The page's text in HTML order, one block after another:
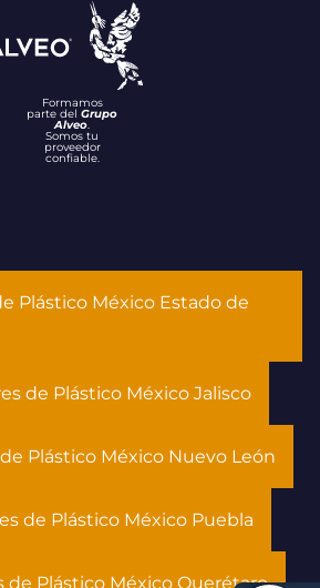
Formamos
parte del Grupo
Alveo.
Somos tu
proveedor
confiable.
Plástico México Estado de
de Plástico México Jalisco
Plástico México Nuevo León
de Plástico México Puebla
de Plástico México Querétaro